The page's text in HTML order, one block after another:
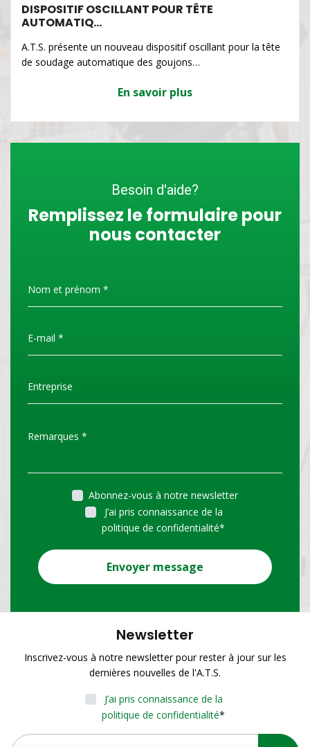
DISPOSITIF OSCILLANT POUR TÊTE
AUTOMATIQ…
A.T.S. présente un nouveau dispositif oscillant pour la tête
de soudage automatique des goujons…
En savoir plus
Besoin d'aide?
Remplissez le formulaire pour
nous contacter
Abonnez-vous à notre newsletter
J’ai pris connaissance de la
politique de confidentialité*
Envoyer message
Newsletter
Inscrivez-vous à notre newsletter pour rester à jour sur les
dernières nouvelles de l'A.T.S.
J’ai pris connaissance de la
politique de confidentialité*